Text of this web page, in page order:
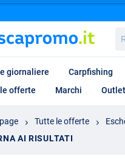
giornaliere Carpfishing
offerte
Marchi Outlet
Tutte le offerte
AI RISULTATI